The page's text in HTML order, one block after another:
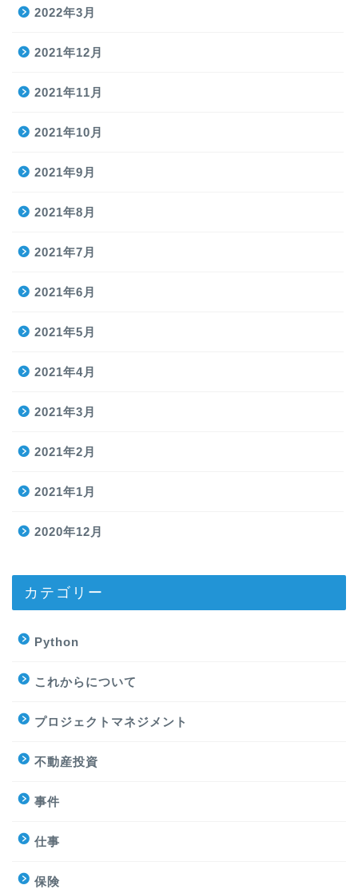
2022年3月
2021年12月
2021年11月
2021年10月
2021年9月
2021年8月
2021年7月
2021年6月
2021年5月
2021年4月
2021年3月
2021年2月
2021年1月
2020年12月
カテゴリー
Python
これからについて
プロジェクトマネジメント
不動産投資
事件
仕事
保険